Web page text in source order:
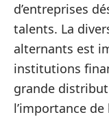
d’entreprises
talents. La
alternants est
institutions
grande
l’importance